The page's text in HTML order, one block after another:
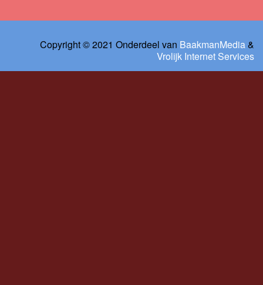
Copyright © 2021 Onderdeel van BaakmanMedia&
Vrolijk Internet Services